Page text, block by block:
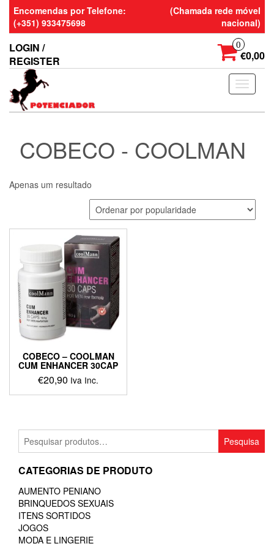
Skip
the
content
Encomendas por Telefone:
(+351) 933475698
(Chamada rede móvel
nacional)
LOGIN /
REGISTER
0
€0,00
Toggle
COBECO - COOLMAN
Apenas um resultado
COBECO – COOLMAN
CUM ENHANCER 30CAP
€20,90 Iva Inc.
Pesquisar
por:
Pesquisa
CATEGORIAS DE PRODUTO
AUMENTO PENIANO
BRINQUEDOS SEXUAIS
ITENS SORTIDOS
JOGOS
MODA E LINGERIE